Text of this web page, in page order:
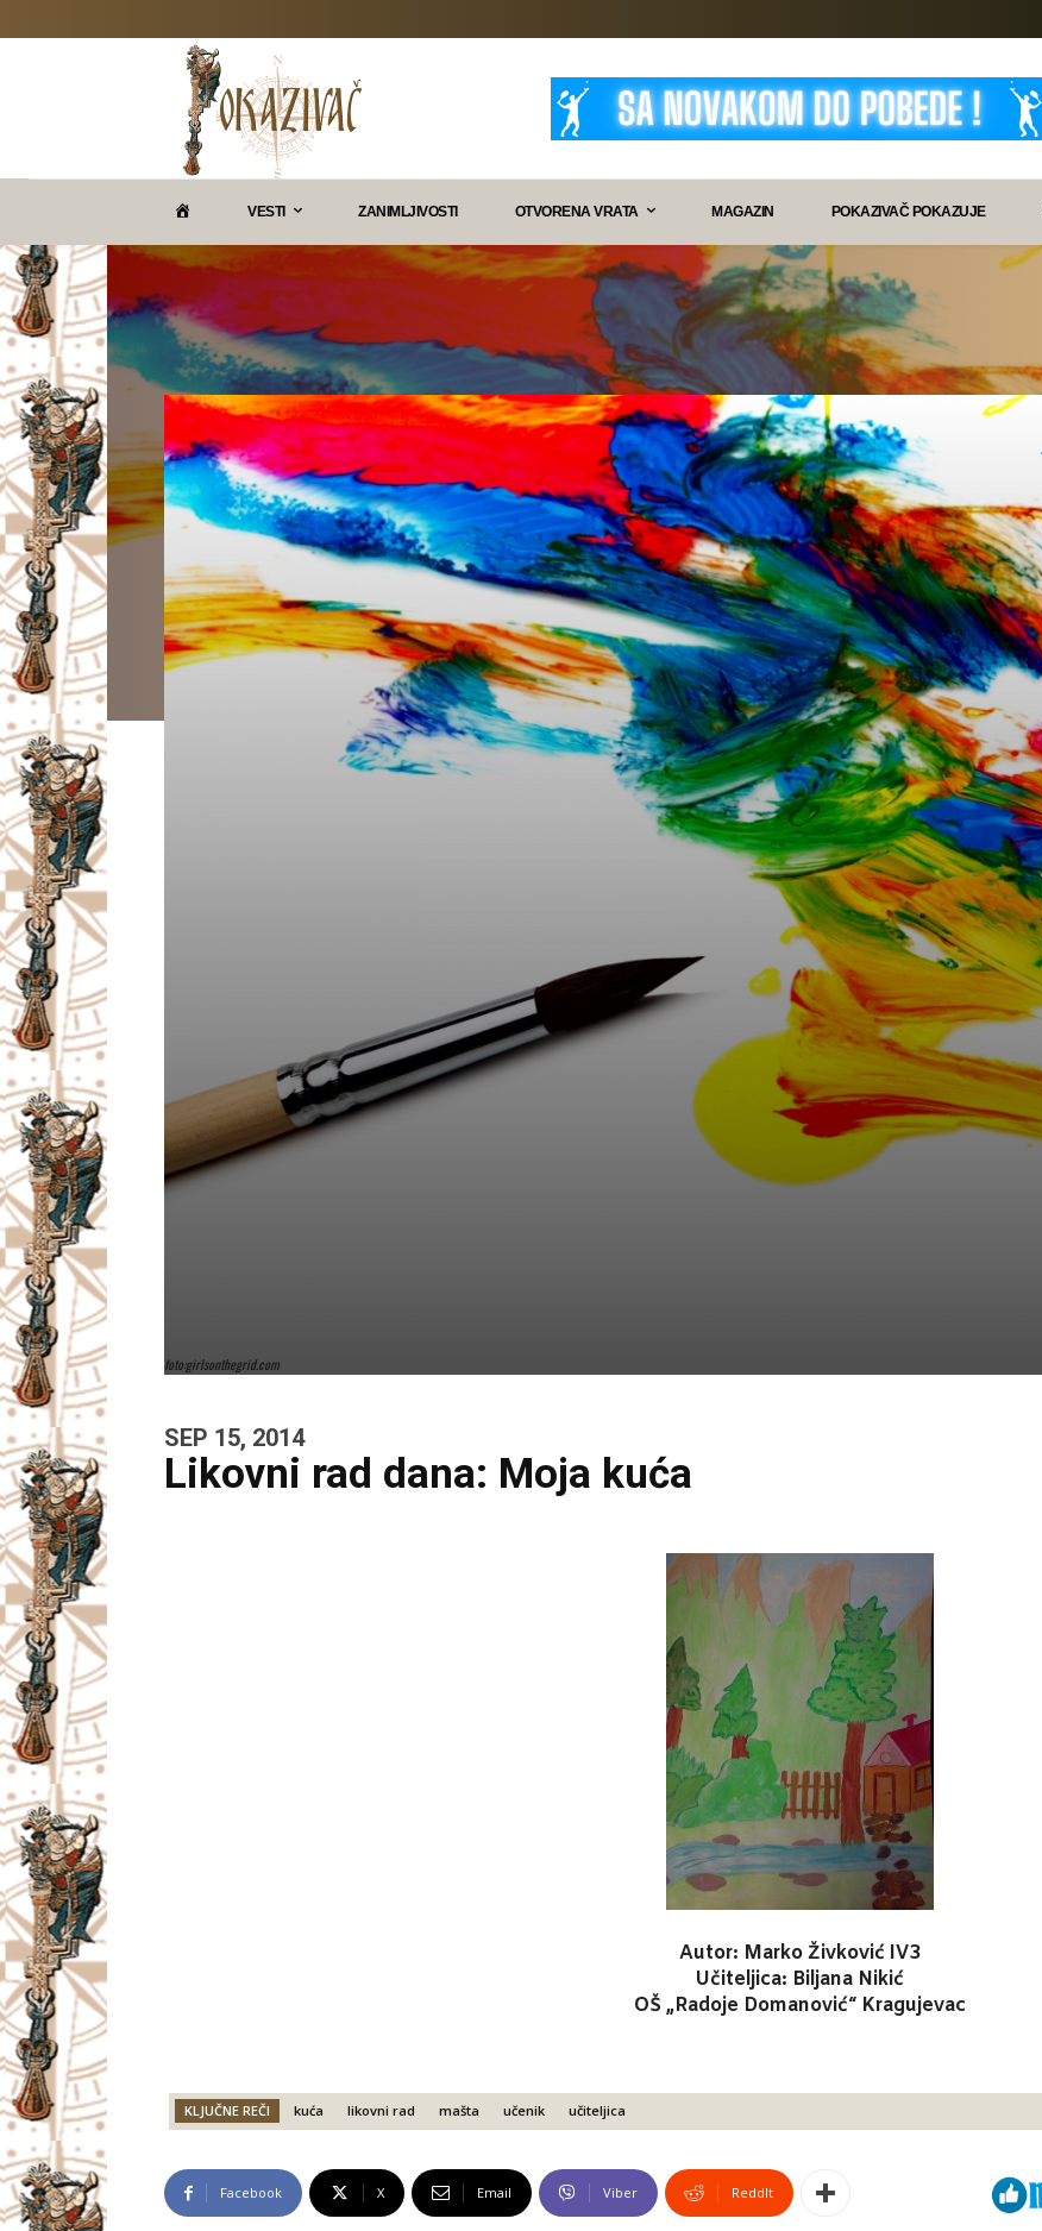
K
A
Z
V
A
VESTI ZANIMLJIVOSTI OTVORENA VRATA MAGAZIN POKAZIVAČ POKAZUJE
foto:girlsonthegrid.com
SEP 15, 2014
Likovni rad dana: Moja kuća
Autor: Marko Živković IV3
Učiteljica: Biljana Nikić
OŠ „Radoje Domanović“ Kragujevac
KLJUČNE REČI kuća likovni rad mašta učenik učiteljica
Facebook X Email Viber ReddIt